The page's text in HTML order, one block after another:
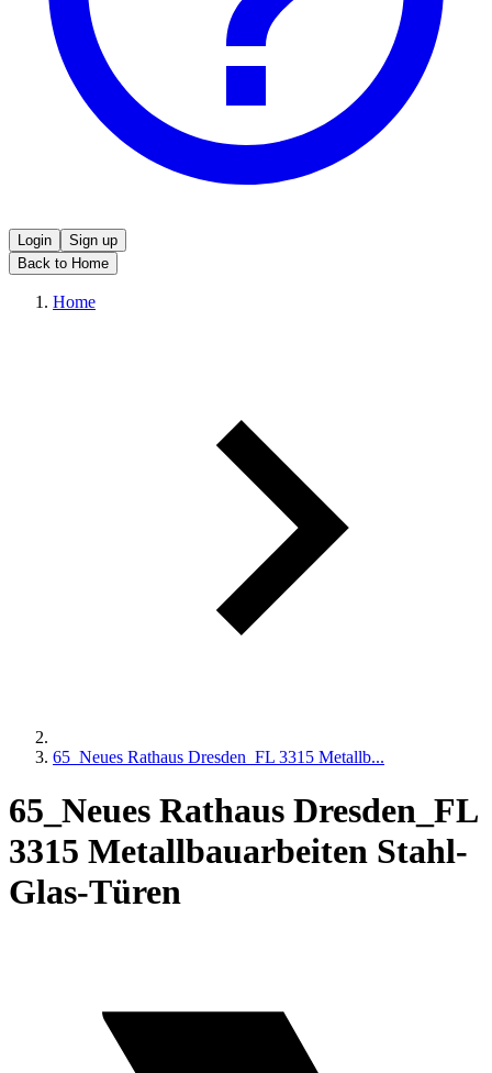
Login
Sign up
Back to Home
Home
65_Neues Rathaus Dresden_FL 3315 Metallb...
65_Neues Rathaus Dresden_FL
3315 Metallbauarbeiten Stahl-
Glas-Türen